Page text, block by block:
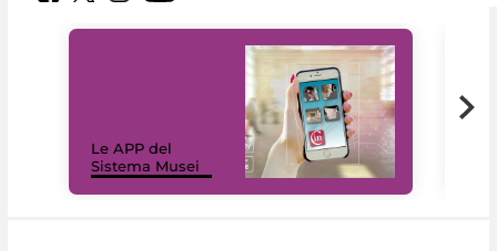
Le APP del
Sistema Musei